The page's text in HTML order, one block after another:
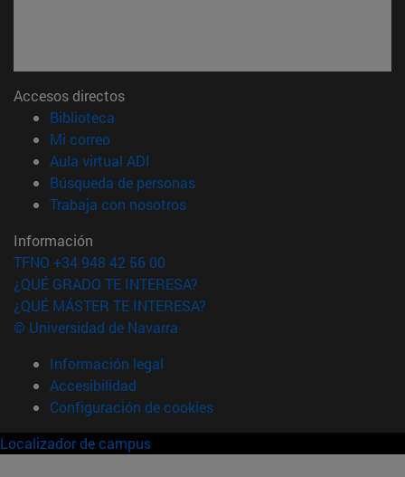
Accesos directos
Biblioteca
Mi correo(abre en nueva ventana)
Aula virtual ADI
Búsqueda de personas(abre en nueva ventana)
Trabaja con nosotros(abre en nueva ventana)
Información
TFNO +34 948 42 56 00
¿QUÉ GRADO TE INTERESA?
¿QUÉ MÁSTER TE INTERESA?
© Universidad de Navarra
Información legal
Accesibilidad
Configuración de cookies
Localizador de campus